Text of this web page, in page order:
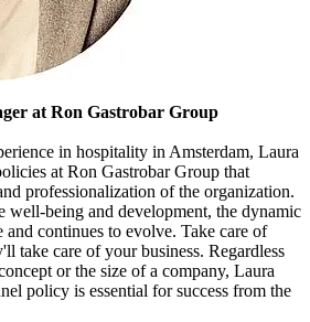
at Ron Gastrobar Group
in hospitality in Amsterdam, Laura
at Ron Gastrobar Group that
professionalization of the organization.
well-being and development, the dynamic
continues to evolve. Take care of
take care of your business. Regardless
or the size of a company, Laura
policy is essential for success from the